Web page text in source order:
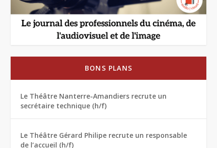
BONS PLANS
Le Théâtre Nanterre-Amandiers recrute un
secrétaire technique (h/f)
Le Théâtre Gérard Philipe recrute un responsable
de l’accueil (h/f)